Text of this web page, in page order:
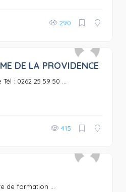
290
0
DE LA PROVIDENCE
: 0262 25 59 50 ...
415
de formation ...